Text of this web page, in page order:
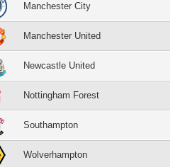
Manchester City
Manchester United
Newcastle United
Nottingham Forest
Southampton
Wolverhampton